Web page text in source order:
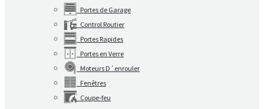
Portes de Garage
Control Routier
Portes Rapides
Portes en Verre
Moteurs D´enrouler
Fenêtres
Coupe-feu